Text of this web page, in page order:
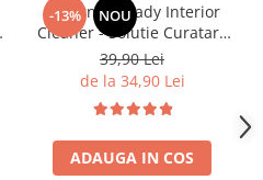
-13% NOU
Deturner Ready Interior
Cleaner - Solutie Curatare
Interior cu pH Neutru si
Efect Antibacterian 250ml
39,90 Lei
de la 34,90 Lei
ADAUGA IN COS